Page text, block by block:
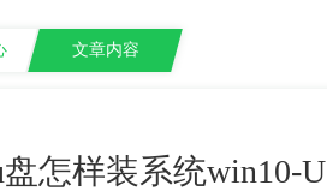
文章内容
盘怎样装系统win10-